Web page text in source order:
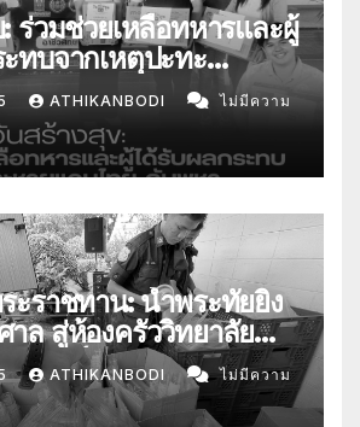
ร่วมช่วยเหลือทหารและผู้
ทบจากเหตุปะทะ
ย-กัมพูชา
ATHIKANBODI ไม่มีความ
ะราชทาน: น้ำพระทัยยิ่ง
ล สู่ห้องครัววิทยาลัย
รินทร์
ATHIKANBODI ไม่มีความ